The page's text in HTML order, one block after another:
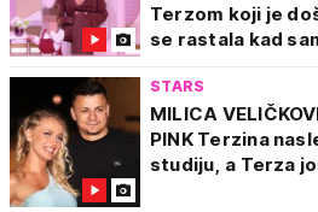
Terzom koji je
se rastala kad
STARS
MILICA
PINK Terzina
studiju, a Terza